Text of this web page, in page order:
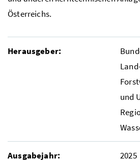
Österreichs.
Herausgeber:
und
Ausgabejahr: 2025